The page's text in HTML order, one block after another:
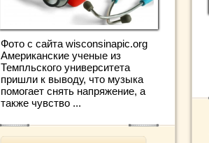
Фото с сайта wisconsinapic.org
Американские ученые из
Темпльского университета
пришли к выводу, что музыка
помогает снять напряжение, а
также чувство ...